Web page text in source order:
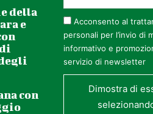
(PT)
della
e
con
Acconsento al
personali per l’invio di
informativo e
servizio di newsletter
Dimostra di